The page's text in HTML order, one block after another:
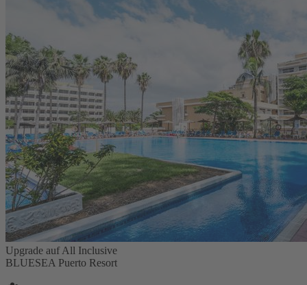
Upgrade auf All Inclusive
BLUESEA Puerto Resort